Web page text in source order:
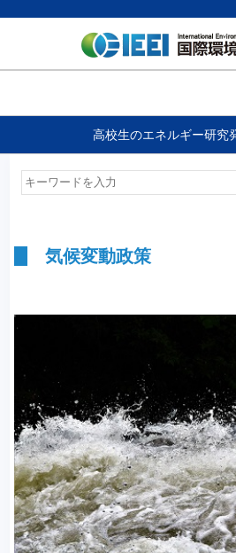
高校生のエネルギー研究
気候変動政策